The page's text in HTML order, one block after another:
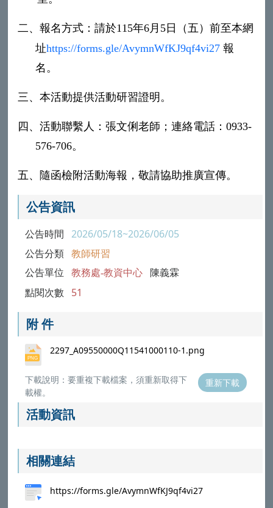
二、報名方式：請於115年6 月 5日（五）前至本網
址https://forms.gle/AvymnWfKJ9qf4vi27 報
名。
三、本活動提供活動研習證明。
四、活動聯繫人：張文俐老師；連絡電話：0933-
576-706。
五、 隨函檢附活動海報，敬請協助推廣宣傳。
公告資訊
公告時間 2026/05/18~2026/06/05
公告分類 教師研習
公告單位 教務處-教資中心 陳義霖
點閱次數 51
附 件
2297_A09550000Q11541000110-1.png
下載說明：要重複下載檔案，須重新取得下
載權。
重新下載
活動資訊
相關連結
https://forms.gle/AvymnWfKJ9qf4vi27